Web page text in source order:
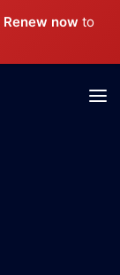
Renew now to